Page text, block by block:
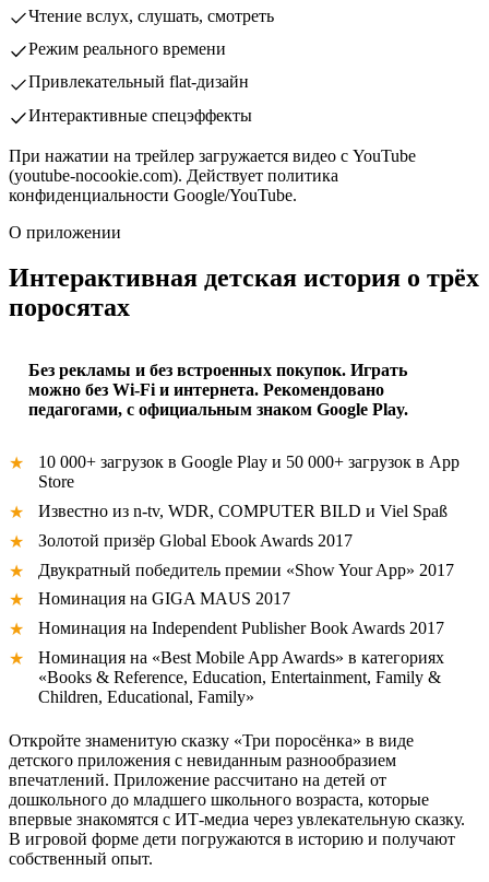
Чтение вслух, слушать, смотреть
Режим реального времени
Привлекательный flat-дизайн
Интерактивные спецэффекты
При нажатии на трейлер загружается видео с YouTube
(youtube-nocookie.com). Действует политика
конфиденциальности Google/YouTube.
О приложении
Интерактивная детская история о трёх
поросятах
Без рекламы и без встроенных покупок. Играть
можно без Wi-Fi и интернета. Рекомендовано
педагогами, с официальным знаком Google Play.
10 000+ загрузок в Google Play и 50 000+ загрузок в App
Store
Известно из n-tv, WDR, COMPUTER BILD и Viel Spaß
Золотой призёр Global Ebook Awards 2017
Двукратный победитель премии «Show Your App» 2017
Номинация на GIGA MAUS 2017
Номинация на Independent Publisher Book Awards 2017
Номинация на «Best Mobile App Awards» в категориях
«Books & Reference, Education, Entertainment, Family &
Children, Educational, Family»
Откройте знаменитую сказку «Три поросёнка» в виде
детского приложения с невиданным разнообразием
впечатлений. Приложение рассчитано на детей от
дошкольного до младшего школьного возраста, которые
впервые знакомятся с ИТ-медиа через увлекательную сказку.
В игровой форме дети погружаются в историю и получают
собственный опыт.